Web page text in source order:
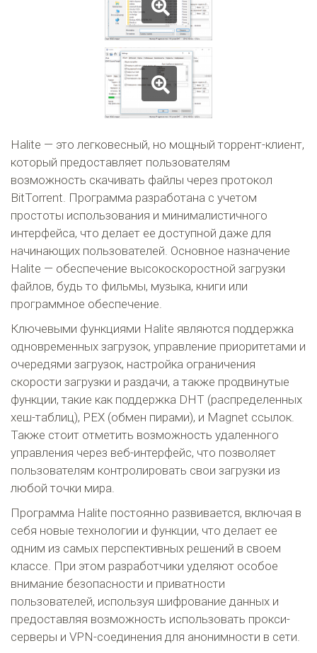
Halite — это легковесный, но мощный торрент-клиент,
который предоставляет пользователям
возможность скачивать файлы через протокол
BitTorrent. Программа разработана с учетом
простоты использования и минималистичного
интерфейса, что делает ее доступной даже для
начинающих пользователей. Основное назначение
Halite — обеспечение высокоскоростной загрузки
файлов, будь то фильмы, музыка, книги или
программное обеспечение.
Ключевыми функциями Halite являются поддержка
одновременных загрузок, управление приоритетами и
очередями загрузок, настройка ограничения
скорости загрузки и раздачи, а также продвинутые
функции, такие как поддержка DHT (распределенных
хеш-таблиц), PEX (обмен пирами), и Magnet ссылок.
Также стоит отметить возможность удаленного
управления через веб-интерфейс, что позволяет
пользователям контролировать свои загрузки из
любой точки мира.
Программа Halite постоянно развивается, включая в
себя новые технологии и функции, что делает ее
одним из самых перспективных решений в своем
классе. При этом разработчики уделяют особое
внимание безопасности и приватности
пользователей, используя шифрование данных и
предоставляя возможность использовать прокси-
серверы и VPN-соединения для анонимности в сети.